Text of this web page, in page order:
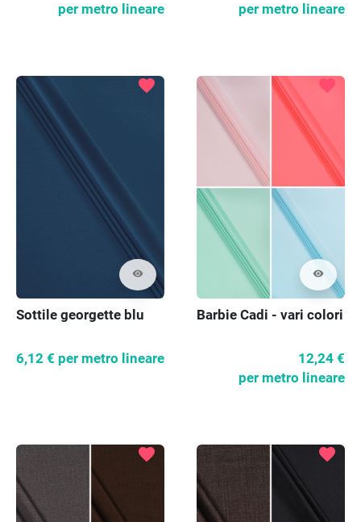
per metro lineare
per metro lineare
visibility
favorite
Sottile georgette blu
6,12 € per metro lineare
visibility
favorite
Barbie Cadi - vari colori
12,24 €
per metro lineare
favorite favorite